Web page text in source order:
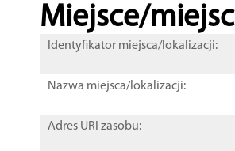
Miejsce/
Identyfikator miejsca/lokalizacji:
Nazwa miejsca/lokalizacji:
Adres URI zasobu: